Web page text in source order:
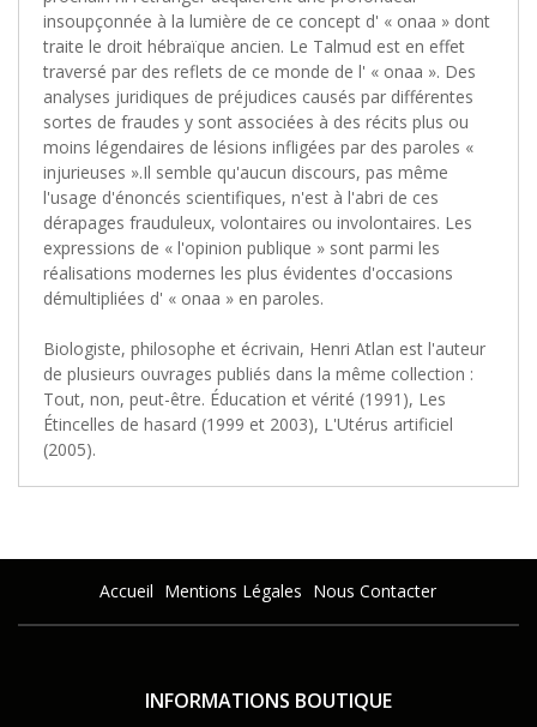
insoupçonnée à la lumière de ce concept d' « onaa » dont
traite le droit hébraïque ancien. Le Talmud est en effet
traversé par des reflets de ce monde de l' « onaa ». Des
analyses juridiques de préjudices causés par différentes
sortes de fraudes y sont associées à des récits plus ou
moins légendaires de lésions infligées par des paroles «
injurieuses ».Il semble qu'aucun discours, pas même
l'usage d'énoncés scientifiques, n'est à l'abri de ces
dérapages frauduleux, volontaires ou involontaires. Les
expressions de « l'opinion publique » sont parmi les
réalisations modernes les plus évidentes d'occasions
démultipliées d' « onaa » en paroles.
Biologiste, philosophe et écrivain, Henri Atlan est l'auteur
de plusieurs ouvrages publiés dans la même collection :
Tout, non, peut-être. Éducation et vérité (1991), Les
Étincelles de hasard (1999 et 2003), L'Utérus artificiel
(2005).
Accueil Mentions Légales Nous Contacter
INFORMATIONS BOUTIQUE